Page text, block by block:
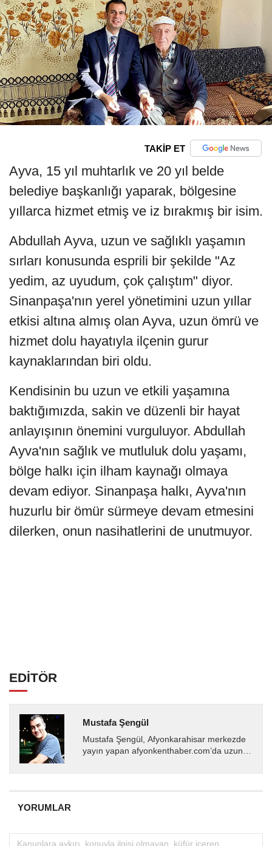
TAKİP ET
Ayva, 15 yıl muhtarlık ve 20 yıl belde
belediye başkanlığı yaparak, bölgesine
yıllarca hizmet etmiş ve iz bırakmış bir isim.
Abdullah Ayva, uzun ve sağlıklı yaşamın
sırları konusunda esprili bir şekilde "Az
yedim, az uyudum, çok çalıştım" diyor.
Sinanpaşa'nın yerel yönetimini uzun yıllar
etkisi altına almış olan Ayva, uzun ömrü ve
hizmet dolu hayatıyla ilçenin gurur
kaynaklarından biri oldu.
Kendisinin bu uzun ve etkili yaşamına
baktığımızda, sakin ve düzenli bir hayat
anlayışının önemini vurguluyor. Abdullah
Ayva'nın sağlık ve mutluluk dolu yaşamı,
bölge halkı için ilham kaynağı olmaya
devam ediyor. Sinanpaşa halkı, Ayva'nın
huzurlu bir ömür sürmeye devam etmesini
dilerken, onun nasihatlerini de unutmuyor.
EDİTÖR
Mustafa Şengül
Mustafa Şengül, Afyonkarahisar merkezde
yayın yapan afyonkenthaber.com’da uzun
almakta, haber akışı...
YORUMLAR